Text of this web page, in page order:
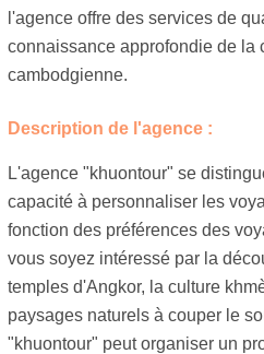
l'agence offre des services de
connaissance approfondie de la
cambodgienne.
Description de l'agence :
L'agence "khuontour" se
capacité à personnaliser les
fonction des préférences des
vous soyez intéressé par la
temples d'Angkor, la culture
paysages naturels à couper le
"khuontour" peut organiser un